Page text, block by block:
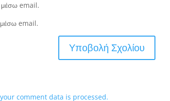
μέσω email.
μέσω email.
comment data is processed.